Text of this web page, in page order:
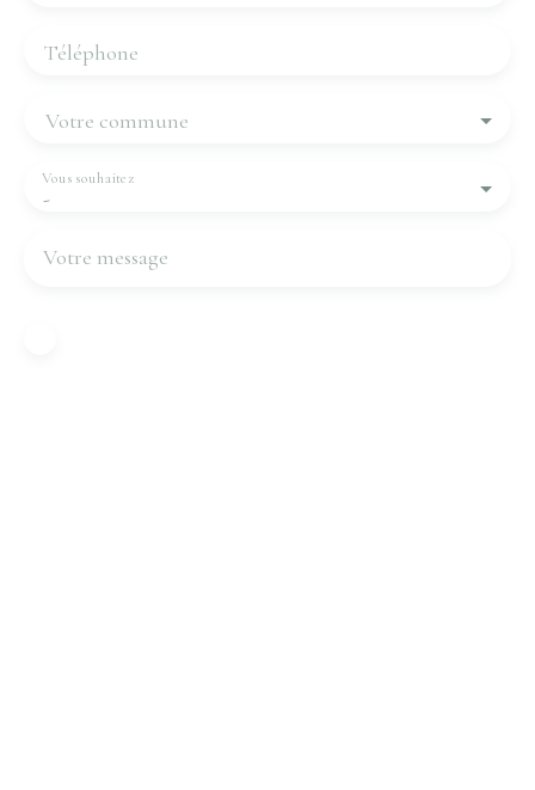
Téléphone
Votre commune
-
Vous souhaitez
Votre message